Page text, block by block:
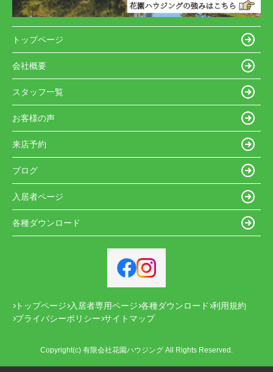
トップページ
会社概要
スタッフ一覧
お客様の声
来店予約
ブログ
入居者ページ
各種ダウンロード
トップページ 入居者専用ページ 各種ダウンロード 利用規約
プライバシーポリシー サイトマップ
Copyright(c) 有限会社花園ハウジング All Rights Reserved.